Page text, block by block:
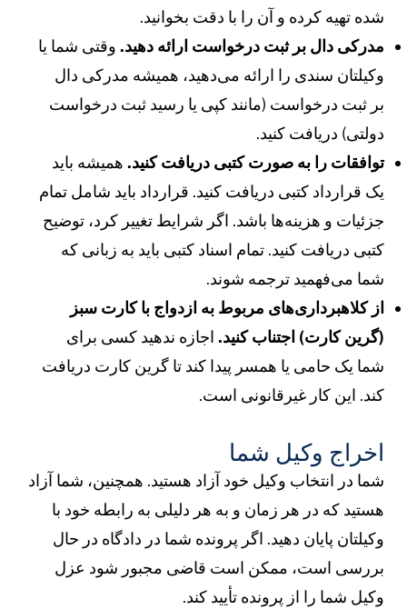
شده تهیه کرده و آن را با دقت بخوانید.
مدرکی دال بر ثبت درخواست ارائه دهید.وقتی شما یا
وکیلتان سندی را ارائه می‌دهید، همیشه مدرکی دال
بر ثبت درخواست (مانند کپی یا رسید ثبت درخواست
دولتی) دریافت کنید.
توافقات را به صورت کتبی دریافت کنید.همیشه باید
یک قرارداد کتبی دریافت کنید. قرارداد باید شامل تمام
جزئیات و هزینه‌ها باشد. اگر شرایط تغییر کرد، توضیح
کتبی دریافت کنید. تمام اسناد کتبی باید به زبانی که
شما می‌فهمید ترجمه شوند.
از کلاهبرداری‌های مربوط به ازدواج با کارت سبز
(گرین کارت) اجتناب کنید.اجازه ندهید کسی برای
شما یک حامی یا همسر پیدا کند تا گرین کارت دریافت
کند. این کار غیرقانونی است.
اخراج وکیل شما
شما در انتخاب وکیل خود آزاد هستید. همچنین، شما آزاد
هستید که در هر زمان و به هر دلیلی به رابطه خود با
وکیلتان پایان دهید. اگر پرونده شما در دادگاه در حال
بررسی است، ممکن است قاضی مجبور شود عزل
وکیل شما را از پرونده تأیید کند.